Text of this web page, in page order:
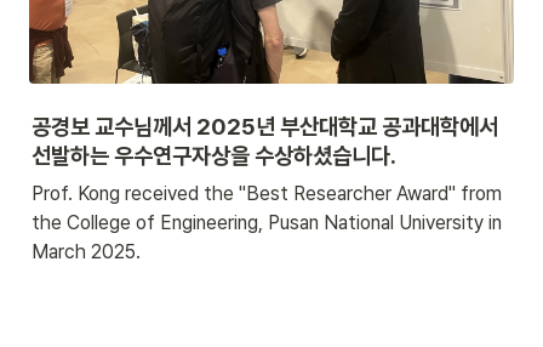
공경보 교수님께서 2025년 부산대학교 공과대학에서
선발하는 우수연구자상을 수상하셨습니다.
Prof. Kong received the "Best Researcher Award" from
the College of Engineering, Pusan National University in
March 2025.